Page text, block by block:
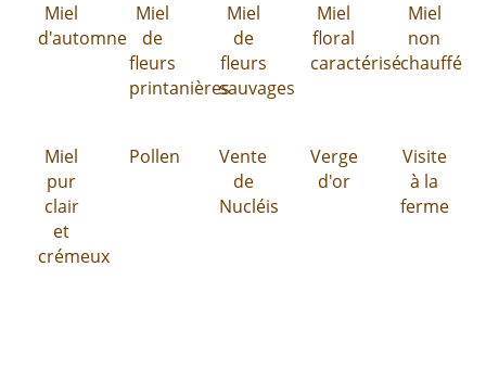
Miel
d'automne
Miel
de
fleurs
printanières
Miel
de
fleurs
sauvages
Miel
floral
caractérisé
Miel
non
chauffé
Miel
pur
clair
et
crémeux
Pollen
Vente
de
Nucléis
Verge
d'or
Visite
à la
ferme